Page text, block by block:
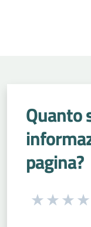
Quanto
pagina?
Seleziona